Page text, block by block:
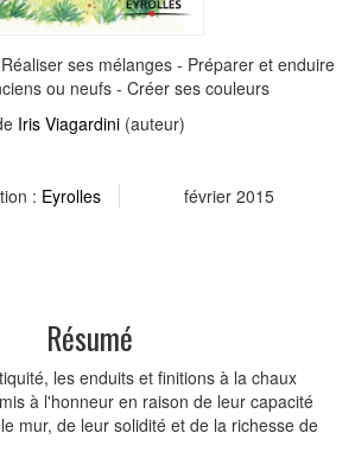
ses mélanges - Préparer et enduire
ou neufs - Créer ses couleurs
Iris Viagardini(auteur)
: Eyrolles février 2015
Résumé
les enduits et finitions à la chaux
à l'honneur en raison de leur capacité
mur, de leur solidité et de la richesse de